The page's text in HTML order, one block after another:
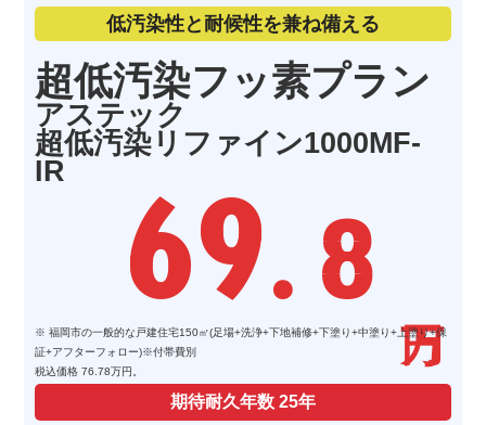
低汚染性と耐候性を兼ね備える
超低汚染フッ素プラン
アステック
超低汚染リファイン1000MF-
IR
69. 8
※ 福岡市の一般的な戸建住宅150㎡(足場+洗浄+下地補修+下塗り+中塗り+上塗り+保
証+アフターフォロー)※付帯費別
税込価格 76.78万円。
期待耐久年数 25年